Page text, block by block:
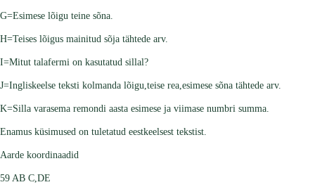
G=Esimese lõigu teine sõna.
H=Teises lõigus mainitud sõja tähtede arv.
I=Mitut talafermi on kasutatud sillal?
J=Ingliskeelse teksti kolmanda lõigu,teise rea,esimese sõna tähtede arv.
K=Silla varasema remondi aasta esimese ja viimase numbri summa.
Enamus küsimused on tuletatud eestkeelsest tekstist.
Aarde koordinaadid
59 AB C,DE